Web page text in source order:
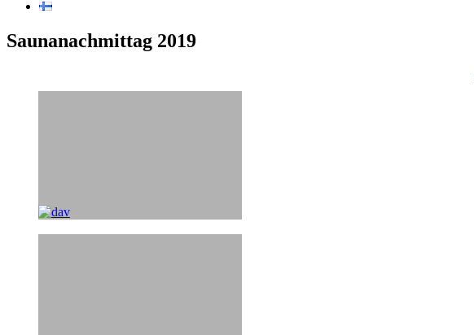
Saunanachmittag 2019